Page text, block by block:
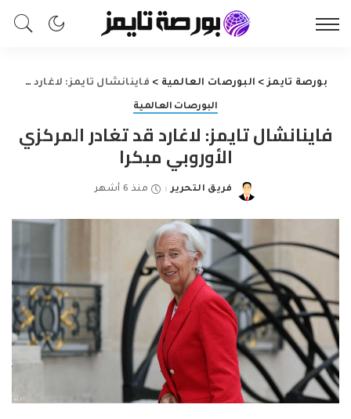
بورصة تايمز> البورصات العالمية > فاينانشال تايمز: لاغارد قد تغادر المركزي الأوروبي مبكرا
البورصات العالمية
فاينانشال تايمز: لاغارد قد تغادر المركزي
الأوروبي مبكرا
Posted
فريق التحرير منذ 6 أشهر